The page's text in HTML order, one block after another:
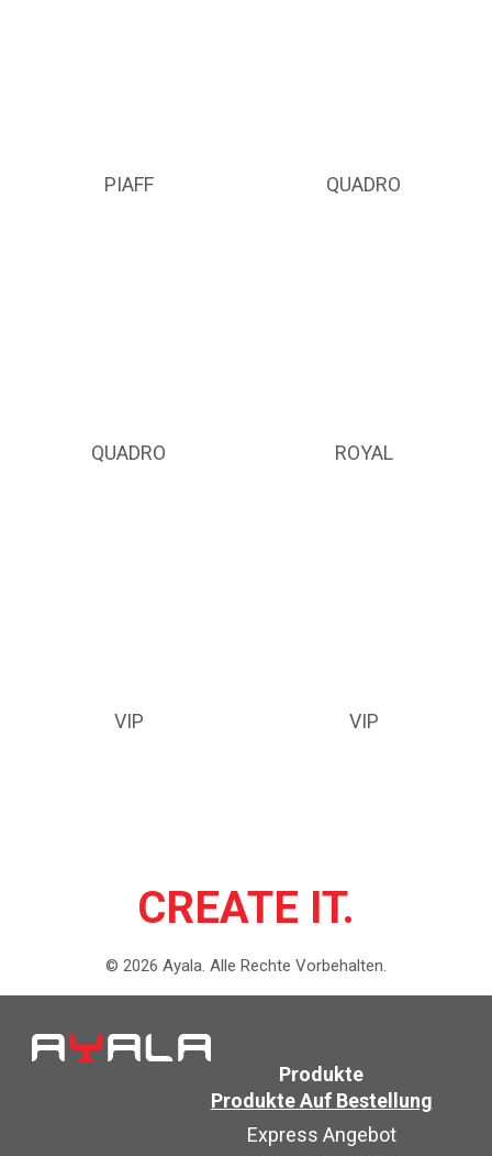
PIAFF QUADRO
QUADRO ROYAL
VIP VIP
CREATE IT.
© 2026 Ayala. Alle Rechte Vorbehalten.
Produkte
Produkte Auf Bestellung
Express Angebot